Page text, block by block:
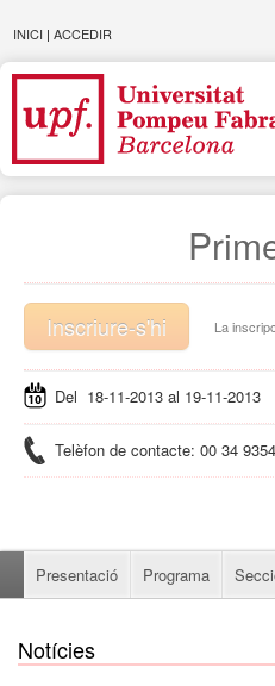
INICI | ACCEDIR
La
Inscriure-s'hi
Del 18-11-2013 al 19-11-2013
Telèfon de contacte: 00 34
Presentació Programa
Notícies